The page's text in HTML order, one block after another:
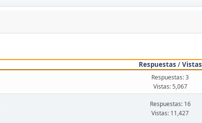
Respuestas /Vistas
Respuestas: 3
Vistas: 5,067
Respuestas: 16
Vistas: 11,427